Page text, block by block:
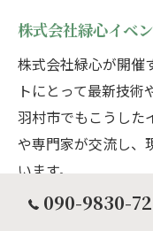
株式会社緑心イベ
株式会社緑心が開催
トにとって最新技
羽村市でもこうした
や専門家が交流し、
います。
イベントでは、剪
090-9830-